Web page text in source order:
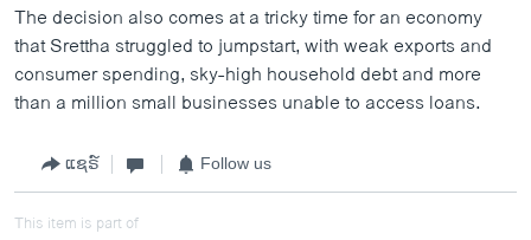
The decision also comes at a tricky time for an economy
that Srettha struggled to jumpstart, with weak exports and
consumer spending, sky-high household debt and more
than a million small businesses unable to access loans.
ແຊຣ໌ Follow us
This item is part of